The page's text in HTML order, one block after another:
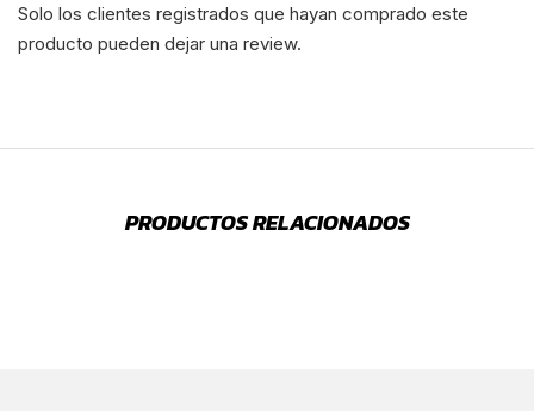
Solo los clientes registrados que hayan comprado este
producto pueden dejar una review.
PRODUCTOS RELACIONADOS